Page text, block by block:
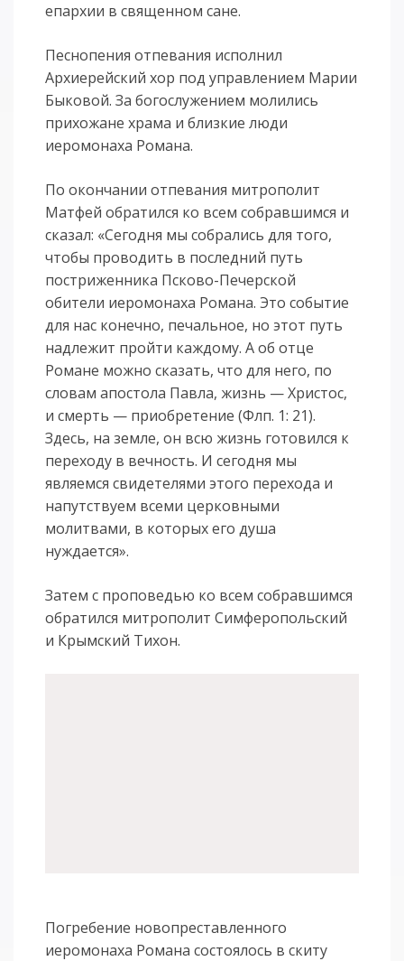
епархии в священном сане.
Песнопения отпевания исполнил
Архиерейский хор под управлением Марии
Быковой. За богослужением молились
прихожане храма и близкие люди
иеромонаха Романа.
По окончании отпевания митрополит
Матфей обратился ко всем собравшимся и
сказал: «Сегодня мы собрались для того,
чтобы проводить в последний путь
постриженника Псково-Печерской
обители иеромонаха Романа. Это событие
для нас конечно, печальное, но этот путь
надлежит пройти каждому. А об отце
Романе можно сказать, что для него, по
словам апостола Павла, жизнь — Христос,
и смерть — приобретение (Флп. 1: 21).
Здесь, на земле, он всю жизнь готовился к
переходу в вечность. И сегодня мы
являемся свидетелями этого перехода и
напутствуем всеми церковными
молитвами, в которых его душа
нуждается».
Затем с проповедью ко всем собравшимся
обратился митрополит Симферопольский
и Крымский Тихон.
Погребение новопреставленного
иеромонаха Романа состоялось в скиту